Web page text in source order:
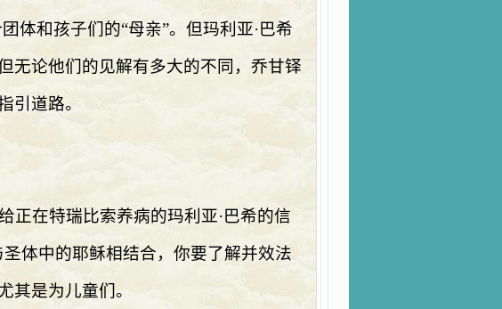
体和孩子们的“母亲”。但玛利亚·巴希
无论他们的见解有多大的不同，乔甘铎
引道路。
正在特瑞比索养病的玛利亚·巴希的信
体中的耶稣相结合，你要了解并效法
其是为儿童们。